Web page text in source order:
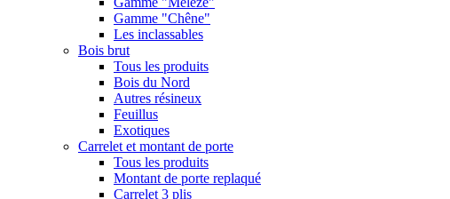
Gamme "Chêne"
Les inclassables
Bois brut
Tous les produits
Bois du Nord
Autres résineux
Feuillus
Exotiques
Carrelet et montant de porte
Tous les produits
Montant de porte replaqué
Carrelet 3 plis